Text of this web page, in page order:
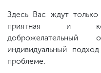
Здесь Вас ждут
приятная и
доброжелательный
индивидуальный
проблеме.